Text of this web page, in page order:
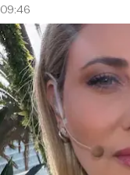
09:46